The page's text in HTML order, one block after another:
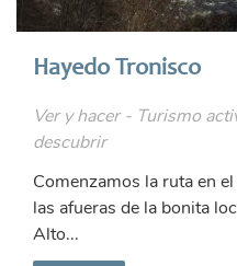
Hayedo Tronisco
Ver y hacer - Turismo
descubrir
Comenzamos la ruta en
las afueras de la bonita
Alto...